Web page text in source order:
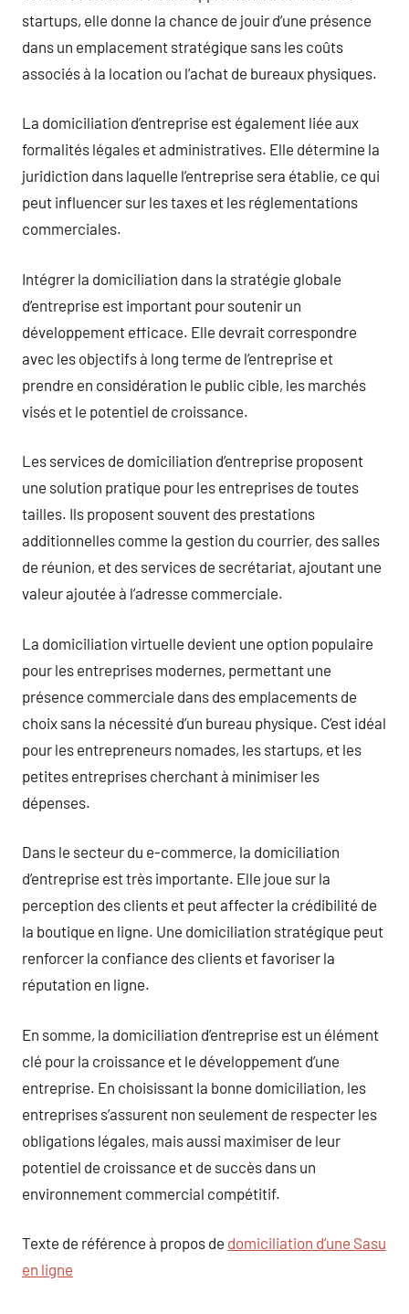
startups, elle donne la chance de jouir d’une présence
dans un emplacement stratégique sans les coûts
associés à la location ou l’achat de bureaux physiques.
La domiciliation d’entreprise est également liée aux
formalités légales et administratives. Elle détermine la
juridiction dans laquelle l’entreprise sera établie, ce qui
peut influencer sur les taxes et les réglementations
commerciales.
Intégrer la domiciliation dans la stratégie globale
d’entreprise est important pour soutenir un
développement efficace. Elle devrait correspondre
avec les objectifs à long terme de l’entreprise et
prendre en considération le public cible, les marchés
visés et le potentiel de croissance.
Les services de domiciliation d’entreprise proposent
une solution pratique pour les entreprises de toutes
tailles. Ils proposent souvent des prestations
additionnelles comme la gestion du courrier, des salles
de réunion, et des services de secrétariat, ajoutant une
valeur ajoutée à l’adresse commerciale.
La domiciliation virtuelle devient une option populaire
pour les entreprises modernes, permettant une
présence commerciale dans des emplacements de
choix sans la nécessité d’un bureau physique. C’est idéal
pour les entrepreneurs nomades, les startups, et les
petites entreprises cherchant à minimiser les
dépenses.
Dans le secteur du e-commerce, la domiciliation
d’entreprise est très importante. Elle joue sur la
perception des clients et peut affecter la crédibilité de
la boutique en ligne. Une domiciliation stratégique peut
renforcer la confiance des clients et favoriser la
réputation en ligne.
En somme, la domiciliation d’entreprise est un élément
clé pour la croissance et le développement d’une
entreprise. En choisissant la bonne domiciliation, les
entreprises s’assurent non seulement de respecter les
obligations légales, mais aussi maximiser de leur
potentiel de croissance et de succès dans un
environnement commercial compétitif.
Texte de référence à propos de domiciliation d’une Sasu
en ligne